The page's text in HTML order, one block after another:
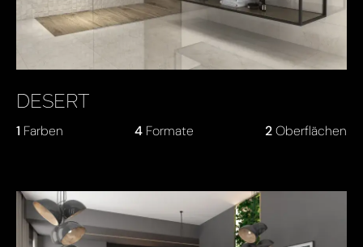
DESERT
1 Farben 4 Formate 2Oberflächen